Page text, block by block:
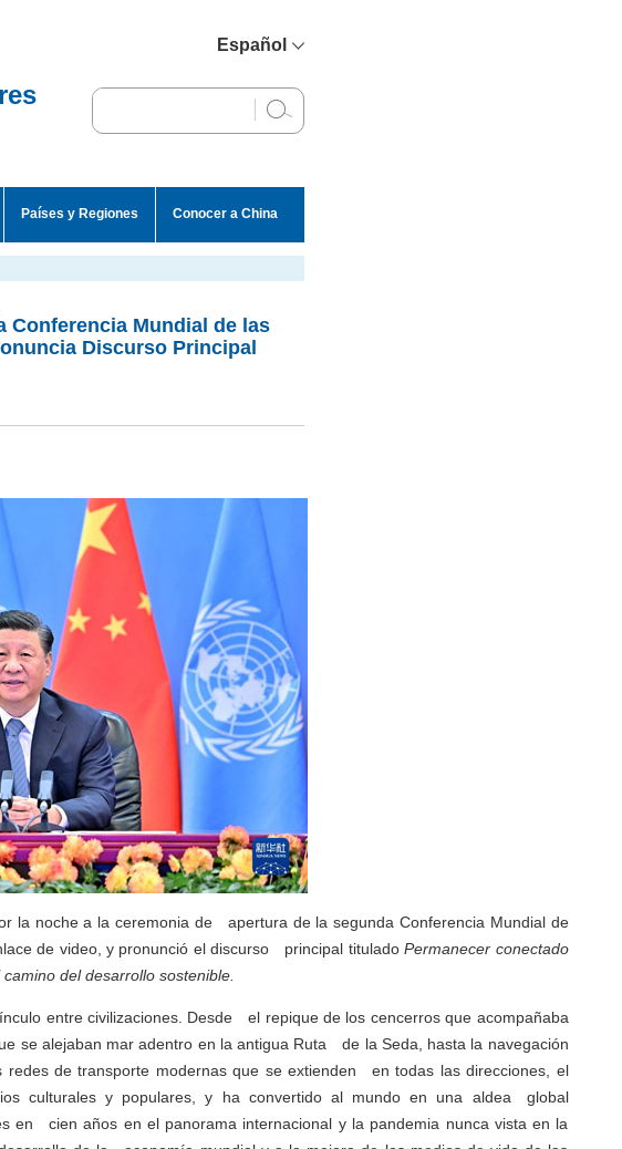
Español
English
Países y Regiones Conocer a China
Conferencia Mundial de las
Discurso Principal
la noche a la ceremonia de apertura de la segunda Conferencia Mundial de
de video, y pronunció el discurso principal tituladoPermanecer conectado
del desarrollo sostenible.
entre civilizaciones. Desde el repique de los cencerros que acompañaba
se alejaban mar adentro en la antigua Ruta de la Seda, hasta la navegación
de transporte modernas que se extienden en todas las direcciones, el
culturales y populares, y ha convertido al mundo en una aldea global
en cien años en el panorama internacional y la pandemia nunca vista en la